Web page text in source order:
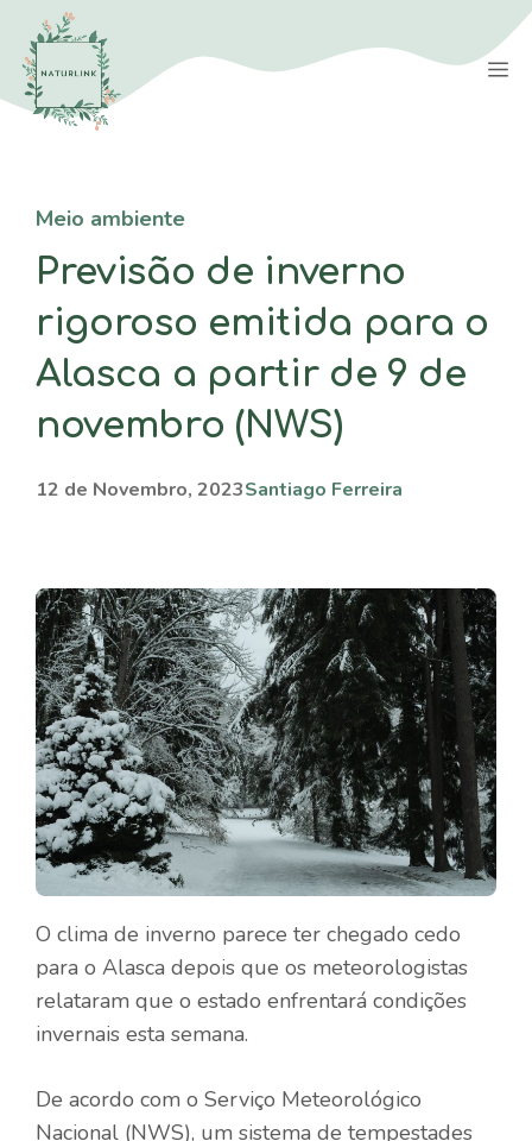
Saltar
para
conteúdo
Meio ambiente
Previsão de inverno
rigoroso emitida para o
Alasca a partir de 9 de
novembro (NWS)
12 de Novembro, 2023Santiago Ferreira
O clima de inverno parece ter chegado cedo
para o Alasca depois que os meteorologistas
relataram que o estado enfrentará condições
invernais esta semana.
De acordo com o Serviço Meteorológico
Nacional (NWS), um sistema de tempestades